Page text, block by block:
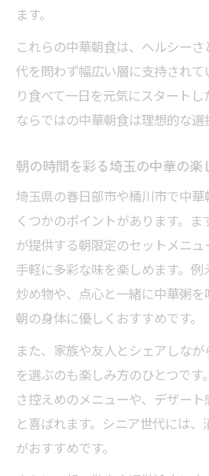
地域の魅力を味わえる
春日部と桶川の伝統が
徴
一日を元気に始める中
朝食で地域を感じる中
ます。
これらの中華朝食は、ヘルシー
代を問わず幅広い層に支持され
り食べて一日を元気にスタート
ならではの中華朝食は理想的な選
朝の時間を彩る埼玉の中華の楽
埼玉県の春日部市や桶川市で中
くつかのポイントがあります。
が提供する朝限定のセットメニュ
手軽に多彩な味を楽しめます。
炒め物や、点心と一緒に中華粥を
朝の身体に優しくおすすめです。
また、家族や友人とシェアしな
を選ぶのも楽しみ方のひとつで
さ控えめのメニューや、デザー
と喜ばれます。シニア世代には
がおすすめです。